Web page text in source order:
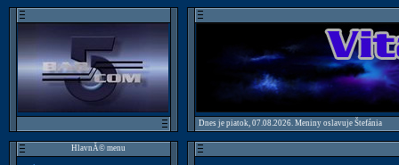
Dnes je piatok, 07.08.2026. Meniny oslavuje Štefánia
HlavnĂ© menu